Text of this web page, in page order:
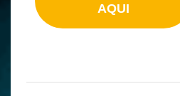
AQUI